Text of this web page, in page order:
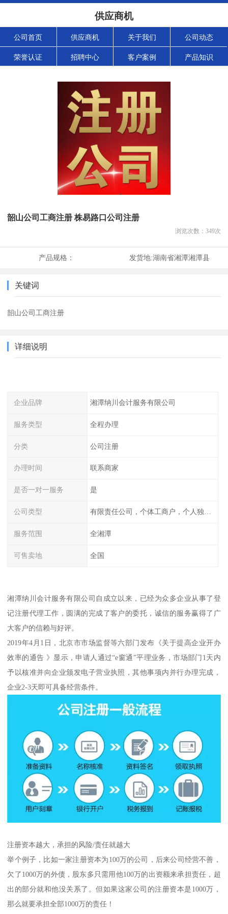
供应商机
公司首页 供应商机 关于我们 公司动态
荣誉认证 招聘中心 客户案例 产品知识
韶山公司工商注册 株易路口公司注册
浏览次数： 349次
产品规格： 发货地:湖南省湘潭湘潭县
关键词
韶山公司工商注册
详细说明
企业品牌 湘潭纳川会计服务有限公司
服务类型 全程办理
分类 公司注册
办理时间 联系商家
是否一对一服务 是
公司类型
服务范围 全湘潭
可售卖地 全国
湘潭纳川会计服务有限公司自成立以来，已经为众多企业从事了登
记注册代理工作，圆满的完成了客户的委托，诚信的服务赢得了广
大客户的信赖与好评。
2019年4月1日，北京市市场监督等六部门发布《关于提高企业开办
效率的通告 》显示，申请人通过“e窗通”平理业务，市场部门1天内
予以核准并向企业颁发电子营业执照，其他事项内并行办理完成，
企业2-3天即可具备经营条件。
注册资本越大，承担的风险/责任就越大
举个例子，比如一家注册资本为100万的公司，后来公司经营不善，
欠了1000万的外债，股东多只需用他100万的出资额来承担责任，超
出的部分就和他没关系了。但如果这家公司的注册资本是1000万，
那么就要承担全部1000万的责任！